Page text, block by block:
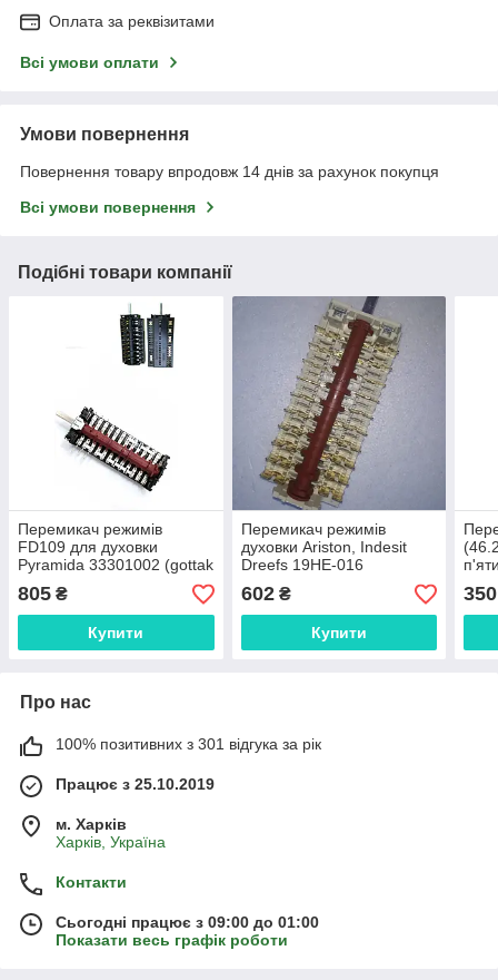
Оплата за реквізитами
Всі умови оплати
Умови повернення
Повернення товару впродовж 14 днів за рахунок покупця
Всі умови повернення
Подібні товари компанії
Перемикач режимів
FD109 для духовки
Pyramida 33301002 (gottak
891207) 8+0
805 ₴
Купити
Перемикач режимів
духовки Ariston, Indesit
Dreefs 19HE-016
602₴
Купити
350
Про нас
100% позитивних з 301 відгука за рік
Працює з 25.10.2019
м. Харків
Харків, Україна
Контакти
Сьогодні працює з 09:00 до 01:00
Показати весь графік роботи